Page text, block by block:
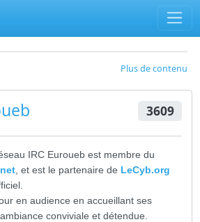
Plus de contenu
3609
IRC Euroueb est membre du
, et est le partenaire de LeCyb.org
en audience en accueillant ses
conviviale et détendue.